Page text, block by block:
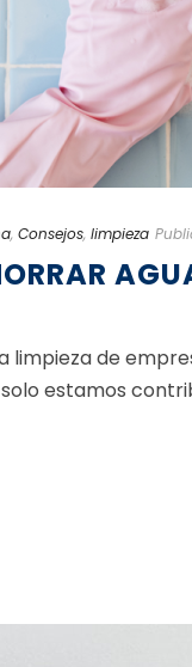
, Consejos, limpieza
limpieza de
estamos